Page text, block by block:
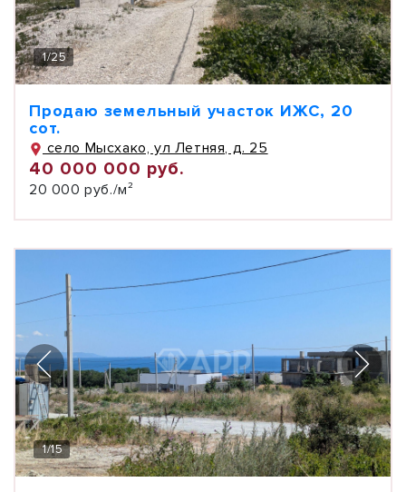
1/25
Продаю земельный участок ИЖС, 20
сот.
село Мысхако, ул Летняя, д. 25
40 000 000 руб.
20 000 руб./м²
1/15